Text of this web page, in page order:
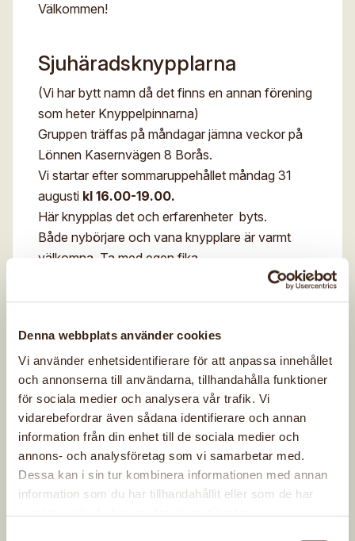
Denna webbplats använder cookies
Vi använder enhetsidentifierare för att anpassa innehållet
och annonserna till användarna, tillhandahålla funktioner
för sociala medier och analysera vår trafik. Vi
vidarebefordrar även sådana identifierare och annan
information från din enhet till de sociala medier och
annons- och analysföretag som vi samarbetar med.
Dessa kan i sin tur kombinera informationen med annan
information som du har tillhandahållit eller som de har
Välkommen!
Sjuhäradsknypplarna
(Vi har bytt namn då det finns en annan förening
som heter Knyppelpinnarna)
Gruppen träffas på måndagar jämna veckor på
Lönnen Kasernvägen 8 Borås.
Vi startar efter sommaruppehållet måndag 31
augusti kl 16.00-19.00.
Här knypplas det och erfarenheter byts.
Både nybörjare och vana knypplare är varmt
välkomna. Ta med egen fika.
Gratis för medlemmar, 175 kr för icke medlemmar.
Hanne Samuelsson Estrid
Gabrielsson
tel 0707395473 tel
0704966648
hanne.samuelsson@me.com
estrid.gabrielsson@gmail.com
Knallekviltarna